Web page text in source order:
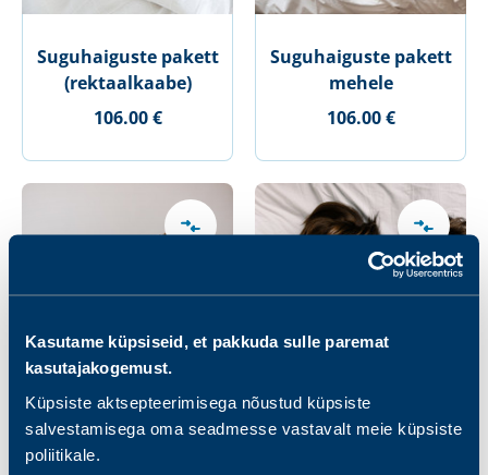
Kasutame küpsiseid, et pakkuda sulle paremat
kasutajakogemust.
Küpsiste aktsepteerimisega nõustud küpsiste
salvestamisega oma seadmesse vastavalt meie küpsiste
poliitikale.
Suguhaiguste pakett
(rektaalkaabe)
106.00 €
Suguhaiguste pakett
mehele
106.00 €
Suguhaiguste pakett
Suguhaiguste pakett